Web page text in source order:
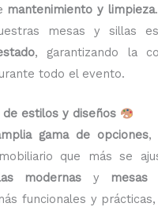
mantenimiento y limpieza
mesas y sillas
, garantizando la
todo el evento.
de estilos y diseños
gama de opciones,
que más se
modernas y mesas
funcionales y